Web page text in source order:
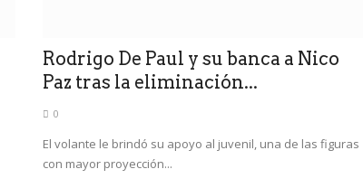
Rodrigo De Paul y su banca a Nico
Paz tras la eliminación...
0
El volante le brindó su apoyo al juvenil, una de las figuras
con mayor proyección...